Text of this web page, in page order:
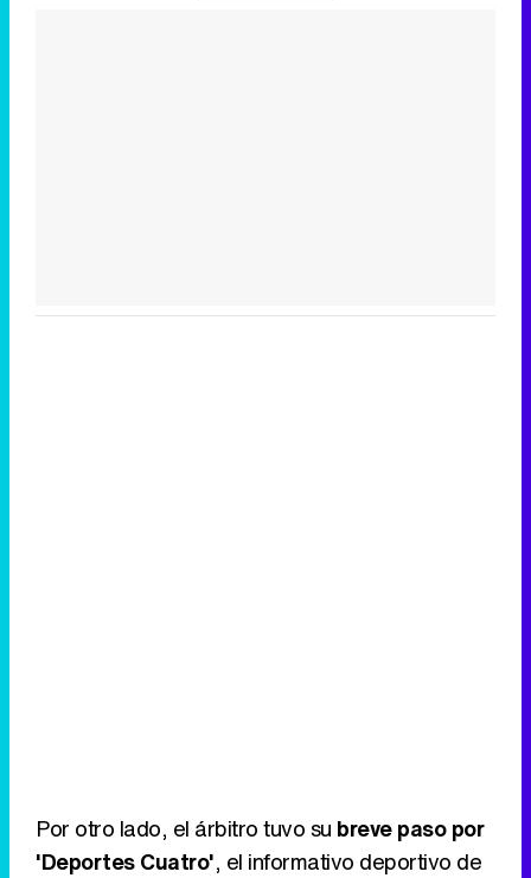
Por otro lado, el árbitro tuvo su breve paso por
'Deportes Cuatro', el informativo deportivo de